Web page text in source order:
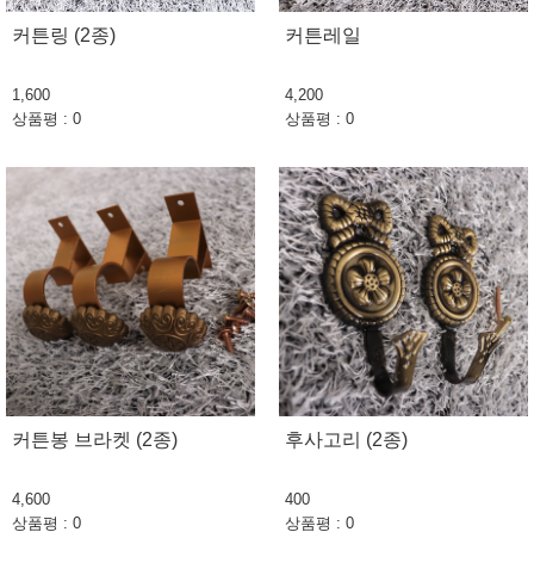
커튼링 (2종)
1,600
상품평 : 0
커튼레일
4,200
상품평 : 0
커튼봉 브라켓 (2종)
4,600
상품평 : 0
후사고리 (2종)
400
상품평 : 0